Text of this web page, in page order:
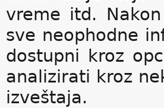
vreme itd.
sve neophodne
dostupni kroz
analizirati kroz
izveštaja.